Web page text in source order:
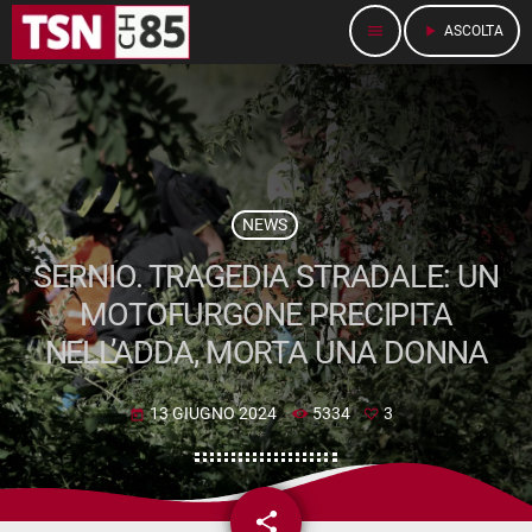
menu play_arrow ASCOLTA
NEWS
SERNIO. TRAGEDIA STRADALE: UN
MOTOFURGONE PRECIPITA
NELL’ADDA, MORTA UNA DONNA
today 13 GIUGNO 2024 5334 3
share
email